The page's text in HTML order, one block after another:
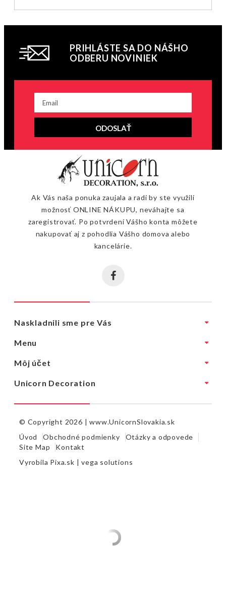
PRIHLÁSTE SA DO NÁŠHO
ODBERU NOVINIEK
ODOSLAŤ
Ak Vás naša ponuka zaujala a radi by ste využili
možnosť ONLINE NÁKUPU, neváhajte sa
zaregistrovať. Po potvrdení Vášho konta môžete
nakupovať aj z pohodlia Vášho domova alebo
kancelárie.
Naskladnili sme pre Vás
Menu
Môj účet
Unicorn Decoration
© Copyright 2026 |www.UnicornSlovakia.sk
Úvod
Obchodné podmienky
Otázky a odpovede
Site Map
Kontakt
Vyrobila Pixa.sk |vega solutions